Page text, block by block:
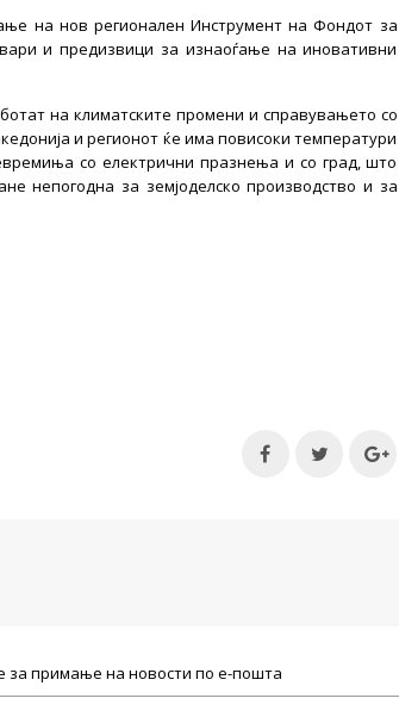
на нов регионален Инструмент на Фондот за
и предизвици за изнаоѓање на иновативни
на климатските промени и справувањето со
и регионот ќе има повисоки температури
со електрични празнења и со град, што
непогодна за земјоделско производство и за
за примање на новости по е-пошта